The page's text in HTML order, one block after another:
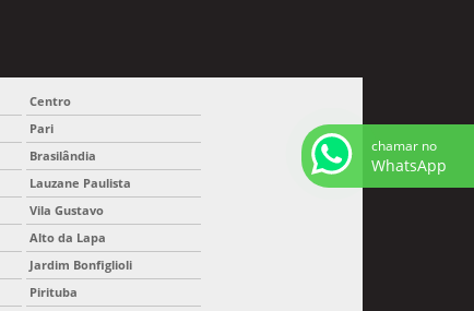
Centro
Pari
Brasilândia
Lauzane Paulista
Vila Gustavo
Alto da Lapa
Jardim Bonfiglioli
Pirituba
chamar no
WhatsApp